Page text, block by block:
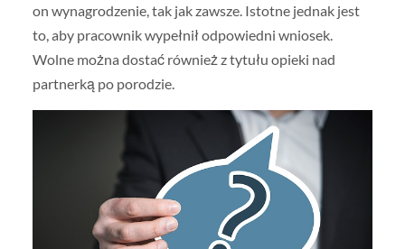
on wynagrodzenie, tak jak zawsze. Istotne jednak jest
to, aby pracownik wypełnił odpowiedni wniosek.
Wolne można dostać również z tytułu opieki nad
partnerką po porodzie.